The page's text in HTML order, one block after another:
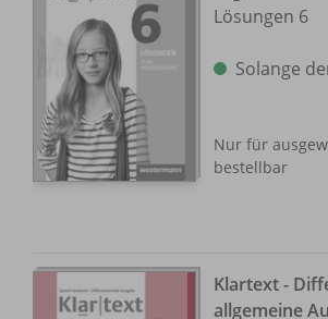
Lösungen 6
Solange
Nur für
bestellbar
Klartext -
allgemeine